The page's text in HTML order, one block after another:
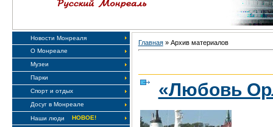
Новости Монреаля
О Монреале
Музеи
Парки
Спорт и отдых
Досуг в Монреале
Наши люди
НОВОЕ!
Главная» Архив материалов
«Любовь